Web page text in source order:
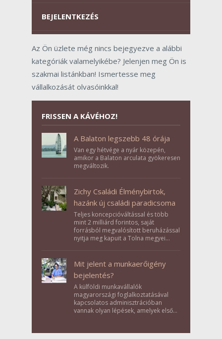
BEJELENTKEZÉS
Az Ön üzlete még nincs bejegyezve a alábbi
kategóriák valamelyikébe? Jelenjen meg Ön is
szakmai listánkban! Ismertesse meg
vállalkozását olvasóinkkal!
FRISSEN A KÁVÉHOZ!
A Balaton legszebb 48 órája
Van egy hétvége a nyár közepén,
amikor a Balaton arculata gyökeresen
megváltozik.
Zichy Családi Élménybirtok,
hazánk új családi paradicsoma
Teljes koncepcióváltással és több
mint 2 milliárd forintos, saját
forrásból megvalósított beruházással
nyitja meg kapuit a Tolna megyei
Mit jelent a munkaerőigény
bejelentés?
A külföldi munkavállalók
magyarországi foglalkoztatásával
kapcsolatos adminisztrációban
vannak olyan lépések, amelyek első
szerepet töltenek be az egész